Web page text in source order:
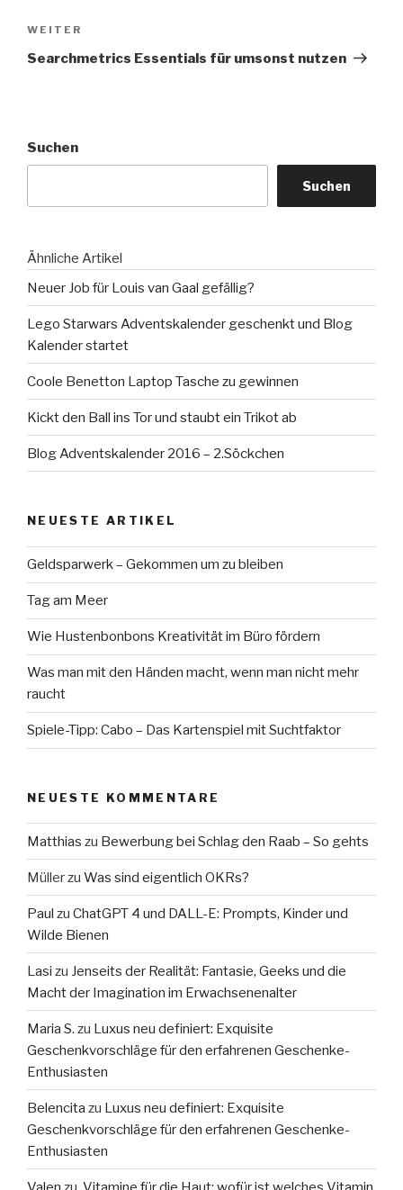
Nächster
Beitrag
WEITER
Searchmetrics Essentials für umsonst nutzen
Suchen
Suchen
Ähnliche Artikel
Neuer Job für Louis van Gaal gefällig?
Lego Starwars Adventskalender geschenkt und Blog
Kalender startet
Coole Benetton Laptop Tasche zu gewinnen
Kickt den Ball ins Tor und staubt ein Trikot ab
Blog Adventskalender 2016 – 2.Söckchen
NEUESTE ARTIKEL
Geldsparwerk – Gekommen um zu bleiben
Tag am Meer
Wie Hustenbonbons Kreativität im Büro fördern
Was man mit den Händen macht, wenn man nicht mehr
raucht
Spiele-Tipp: Cabo – Das Kartenspiel mit Suchtfaktor
NEUESTE KOMMENTARE
Matthias zu Bewerbung bei Schlag den Raab – So gehts
Müllerzu Was sind eigentlich OKRs?
Paul zu ChatGPT 4 und DALL-E: Prompts, Kinder und
Wilde Bienen
Lasi zu Jenseits der Realität: Fantasie, Geeks und die
Macht der Imagination im Erwachsenenalter
Maria S. zu Luxus neu definiert: Exquisite
Geschenkvorschläge für den erfahrenen Geschenke-
Enthusiasten
Belencita zu Luxus neu definiert: Exquisite
Geschenkvorschläge für den erfahrenen Geschenke-
Enthusiasten